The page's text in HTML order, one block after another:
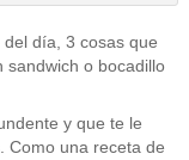
día, 3 cosas que
sandwich o bocadillo
y que te le
Como una receta de